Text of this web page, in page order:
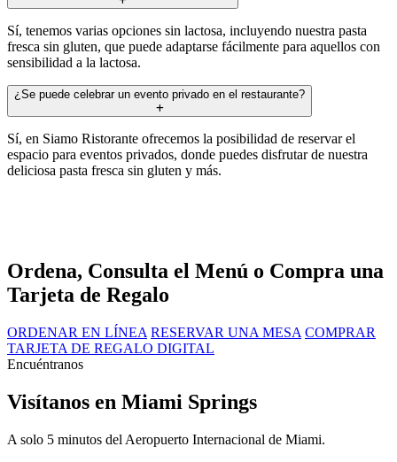
Sí, tenemos varias opciones sin lactosa, incluyendo nuestra pasta
fresca sin gluten, que puede adaptarse fácilmente para aquellos con
sensibilidad a la lactosa.
¿Se puede celebrar un evento privado en el restaurante?
Sí, en Siamo Ristorante ofrecemos la posibilidad de reservar el
espacio para eventos privados, donde puedes disfrutar de nuestra
deliciosa pasta fresca sin gluten y más.
Ordena, Consulta el Menú o Compra una
Tarjeta de Regalo
ORDENAR EN LÍNEA RESERVAR UNA MESA COMPRAR
TARJETA DE REGALO DIGITAL
Encuéntranos
Visítanos en Miami Springs
A solo 5 minutos del Aeropuerto Internacional de Miami.